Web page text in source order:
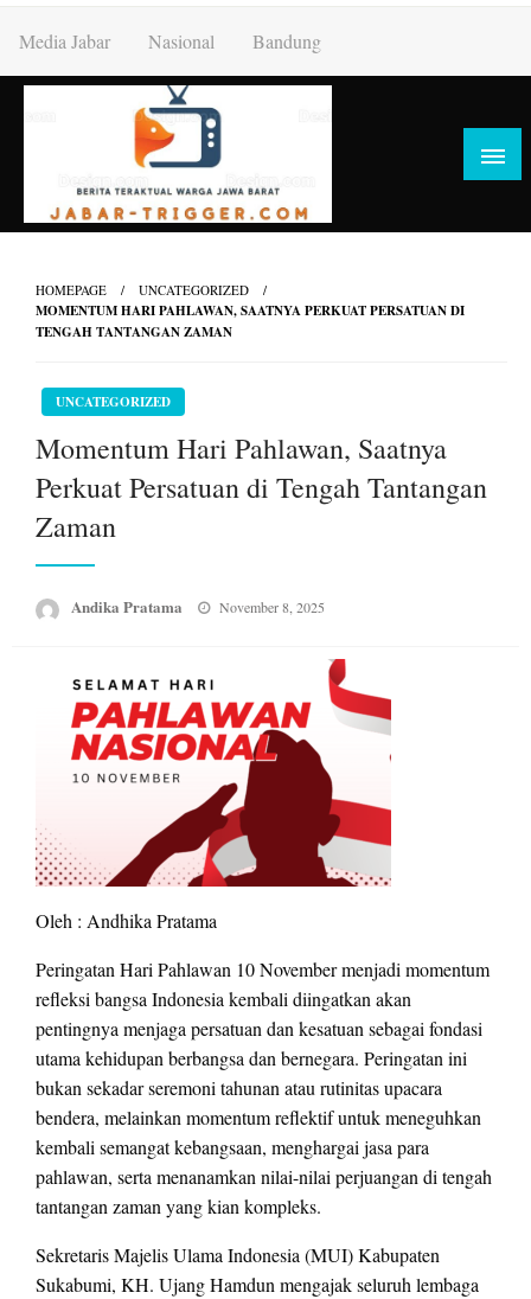
content
Media Jabar Nasional Bandung
HOMEPAGE UNCATEGORIZED
MOMENTUM HARI PAHLAWAN, SAATNYA PERKUAT PERSATUAN DI
TENGAH TANTANGAN ZAMAN
UNCATEGORIZED
Momentum Hari Pahlawan, Saatnya
Perkuat Persatuan di Tengah Tantangan
Zaman
Andika Pratama
Posted
November 8, 2025
Oleh : Andhika Pratama
Peringatan Hari Pahlawan 10 November menjadi momentum
refleksi bangsa Indonesia kembali diingatkan akan
pentingnya menjaga persatuan dan kesatuan sebagai fondasi
utama kehidupan berbangsa dan bernegara. Peringatan ini
bukan sekadar seremoni tahunan atau rutinitas upacara
bendera, melainkan momentum reflektif untuk meneguhkan
kembali semangat kebangsaan, menghargai jasa para
pahlawan, serta menanamkan nilai-nilai perjuangan di tengah
tantangan zaman yang kian kompleks.
Sekretaris Majelis Ulama Indonesia (MUI) Kabupaten
Sukabumi, KH. Ujang Hamdun mengajak seluruh lembaga